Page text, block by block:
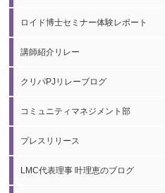
ロイド博士セミナー体験レポート
講師紹介リレー
クリパPJリレーブログ
コミュニティマネジメント部
プレスリリース
LMC代表理事 叶理恵のブログ